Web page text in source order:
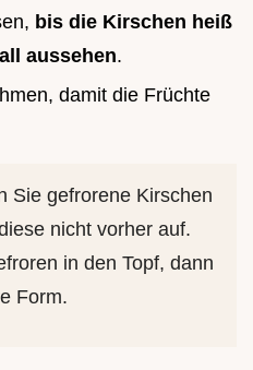
bis die Kirschen heiß
aussehen.
damit die Früchte
Sie gefrorene Kirschen
nicht vorher auf.
in den Topf, dann
Form.